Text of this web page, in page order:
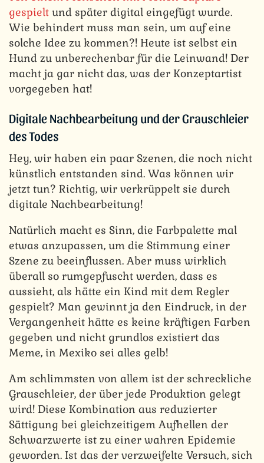
gespielt und später digital eingefügt wurde.
Wie behindert muss man sein, um auf eine
solche Idee zu kommen?! Heute ist selbst ein
Hund zu unberechenbar für die Leinwand! Der
macht ja gar nicht das, was der Konzeptartist
vorgegeben hat!
Digitale Nachbearbeitung und der Grauschleier
des Todes
Hey, wir haben ein paar Szenen, die noch nicht
künstlich entstanden sind. Was können wir
jetzt tun? Richtig, wir verkrüppelt sie durch
digitale Nachbearbeitung!
Natürlich macht es Sinn, die Farbpalette mal
etwas anzupassen, um die Stimmung einer
Szene zu beeinflussen. Aber muss wirklich
überall so rumgepfuscht werden, dass es
aussieht, als hätte ein Kind mit dem Regler
gespielt? Man gewinnt ja den Eindruck, in der
Vergangenheit hätte es keine kräftigen Farben
gegeben und nicht grundlos existiert das
Meme, in Mexiko sei alles gelb!
Am schlimmsten von allem ist der schreckliche
Grauschleier, der über jede Produktion gelegt
wird! Diese Kombination aus reduzierter
Sättigung bei gleichzeitigem Aufhellen der
Schwarzwerte ist zu einer wahren Epidemie
geworden. Ist das der verzweifelte Versuch, sich